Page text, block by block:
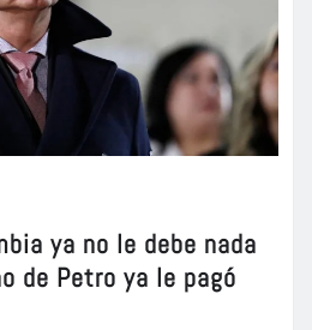
ya no le debe nada
de Petro ya le pagó